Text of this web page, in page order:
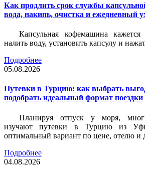
Как продлить срок службы
вода, накипь, очистка и ежедневный
Капсульная кофемашина кажется
налить воду, установить капсулу и
Подробнее
05.08.2026
Путевки в Турцию: как выбрать
подобрать идеальный формат поездки
Планируя отпуск у моря,
изучают путевки в Турцию из
оптимальный вариант по цене, отелю и
Подробнее
04.08.2026